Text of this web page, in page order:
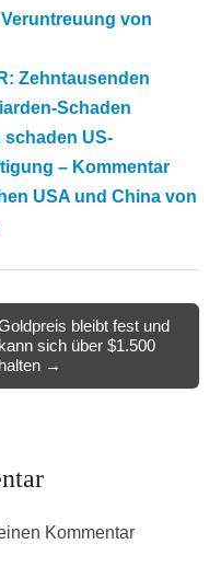
von
Zehntausenden
Schaden
US-
– Kommentar
USA und China von
bleibt fest und
kann sich über $1.500
halten →
Kommentar